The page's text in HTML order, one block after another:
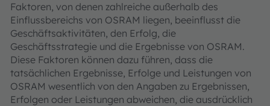
Faktoren, von denen zahlreiche außerhalb des
Einflussbereichs von OSRAM liegen, beeinflusst die
Geschäftsaktivitäten, den Erfolg, die
Geschäftsstrategie und die Ergebnisse von OSRAM.
Diese Faktoren können dazu führen, dass die
tatsächlichen Ergebnisse, Erfolge und Leistungen von
OSRAM wesentlich von den Angaben zu Ergebnissen,
Erfolgen oder Leistungen abweichen, die ausdrücklich